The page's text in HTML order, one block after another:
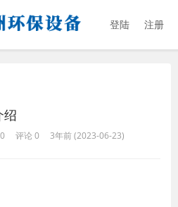
登陆 注册
绍
评论 0 3年前 (2023-06-23)